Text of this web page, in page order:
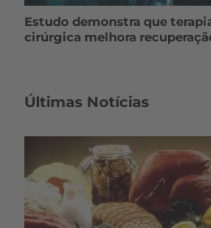
Estudo demonstra que
cirúrgica melhora
Últimas Notícias